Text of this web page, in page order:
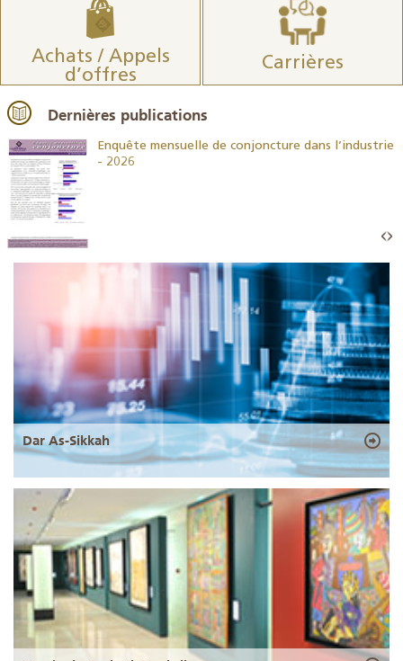
Achats / Appels
d’offres
Carrières
Dernières publications
Enquête mensuelle de conjoncture dans l’industrie
- 2026
Dar As-Sikkah